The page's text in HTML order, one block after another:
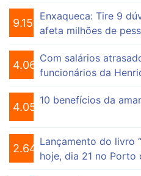
9.150
Enxaqueca: Tire 9
afeta milhões de
4.068
Com salários
funcionários da
4.052
10 benefícios da
2.642
Lançamento do livro
hoje, dia 21 no Porto